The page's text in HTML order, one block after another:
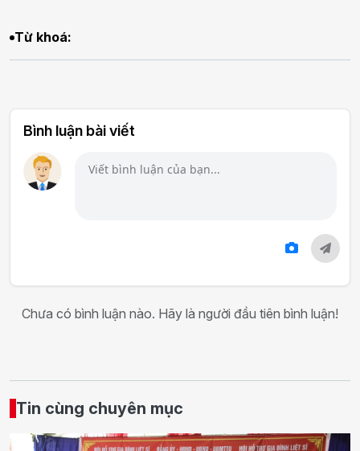
Từ khoá:
Bình luận bài viết
Chưa có bình luận nào. Hãy là người đầu tiên bình luận!
Tin cùng chuyên mục